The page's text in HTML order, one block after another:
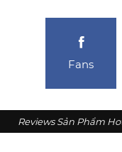
Fans
Reviews Sản Phẩm